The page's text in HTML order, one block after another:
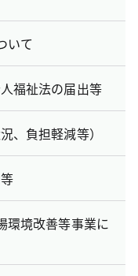
いて
福祉法の届出等
、負担軽減等）
環境改善等事業に